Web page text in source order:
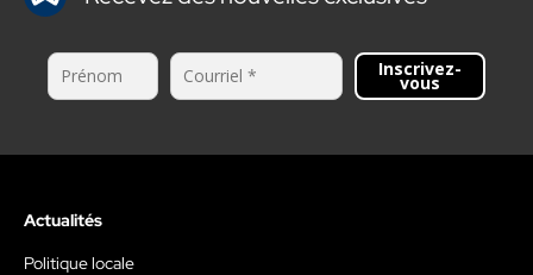
Inscrivez-
vous
Actualités
Politique locale